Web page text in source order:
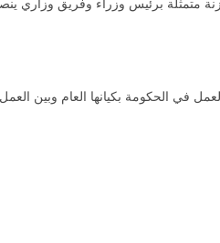
في الحكومة بكيانها العام وبين العمل